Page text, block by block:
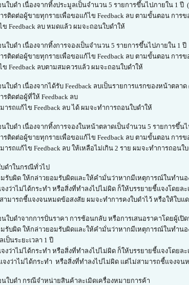
ใบดำ เนื่องจากทิ้งประมูลเป็นจำนวน 5 รายการขึ้นไปภายใน 1 ปี
รติดต่อผู้ขายทุกรายเพื่อขอแก้ไข Feedback ลบ ตามขั้นตอน การข
ข Feedback ลบ หมดแล้ว ผมจะถอนใบดำให้
ใบดำ เนื่องจากทิ้งการจองเป็นจำนวน 5 รายการขึ้นไปภายใน 1 ปี
รติดต่อผู้ขายทุกรายเพื่อขอแก้ไข Feedback ลบ ตามขั้นตอน การข
ข Feedback ลบตามสมควรแล้ว ผมจะถอนใบดำให้
ใบดำ เนื่องจากได้รับ Feedback ลบเป็นรายการแรกของหน้าตลาด
รติดต่อผู้ที่ให้ Feedback ลบ
ารถแก้ไข Feedback ลบ ได้ ผมจะทำการถอนใบดำให้
ใบดำ เนื่องจากทิ้งการจองในหน้าตลาดเป็นจำนวน 5 รายการขึ้นไ
รติดต่อผู้ขายทุกรายเพื่อขอแก้ไข Feedback ลบ ตามขั้นตอน การข
ารถแก้ไข Feedback ลบ ให้เหลือไม่เกิน 2 ราย ผมจะทำการถอนใ
ดำในกรณีทั่วไป
มรับผิด ให้กล่าวยอมรับผิดและให้คำมั่นว่าหากมีเหตุการณ์ในทำน
งว่าไม่ได้กระทำ หรือสิ่งที่ทำลงไปไม่ผิด ก็ให้บรรยายชี้แจงโดย
ามารถชี้แจงจนหมดข้อสงสัย ผมจะทำการคงใบดำไว้ หรือให้ใบแด
ใบดำจากการปั่นราคา การช้อนกลับ หรือการเสนอราคาโดยผู้เปิด
มรับผิด ให้กล่าวยอมรับผิดและให้คำมั่นว่าหากมีเหตุการณ์ในทำ
เป็นระยะเวลา 1 ปี
งว่าไม่ได้กระทำ หรือสิ่งที่ทำลงไปไม่ผิด ก็ให้บรรยายชี้แจงโดย
งว่าไม่ได้กระทำ หรือสิ่งที่ทำลงไปไม่ผิด แต่ไม่สามารถชี้แจงจน
ใบดำ กรณีจำหน่ายสินค้าละเมิดเครื่องหมายการค้า